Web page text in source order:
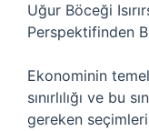
Uğur Böceği
Perspektifinden
Ekonominin
sınırlılığı ve bu
gereken